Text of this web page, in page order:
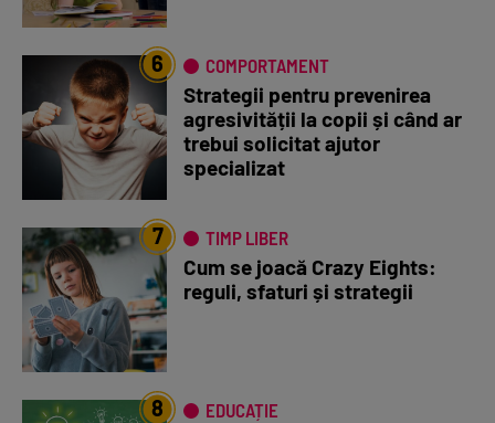
6 COMPORTAMENT
Strategii pentru prevenirea
agresivității la copii și când ar
trebui solicitat ajutor
specializat
7 TIMP LIBER
Cum se joacă Crazy Eights:
reguli, sfaturi și strategii
8 EDUCAȚIE